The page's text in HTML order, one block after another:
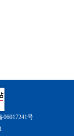
06017241号